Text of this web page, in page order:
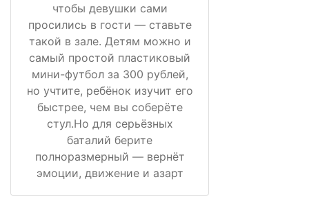
чтобы девушки сами
просились в гости — ставьте
такой в зале. Детям можно и
самый простой пластиковый
мини-футбол за 300 рублей,
но учтите, ребёнок изучит его
быстрее, чем вы соберёте
стул.Но для серьёзных
баталий берите
полноразмерный — вернёт
эмоции, движение и азарт